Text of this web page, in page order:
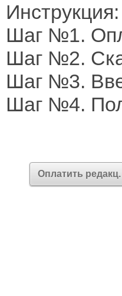
Инструкция:
Шаг №1.
Шаг №2.
Шаг №3.
Шаг №4.
Оплатить